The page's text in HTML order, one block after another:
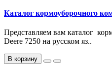
Каталог кормоуборочного
Представляем вам каталог
Deere 7250 на русском яз..
В корзину